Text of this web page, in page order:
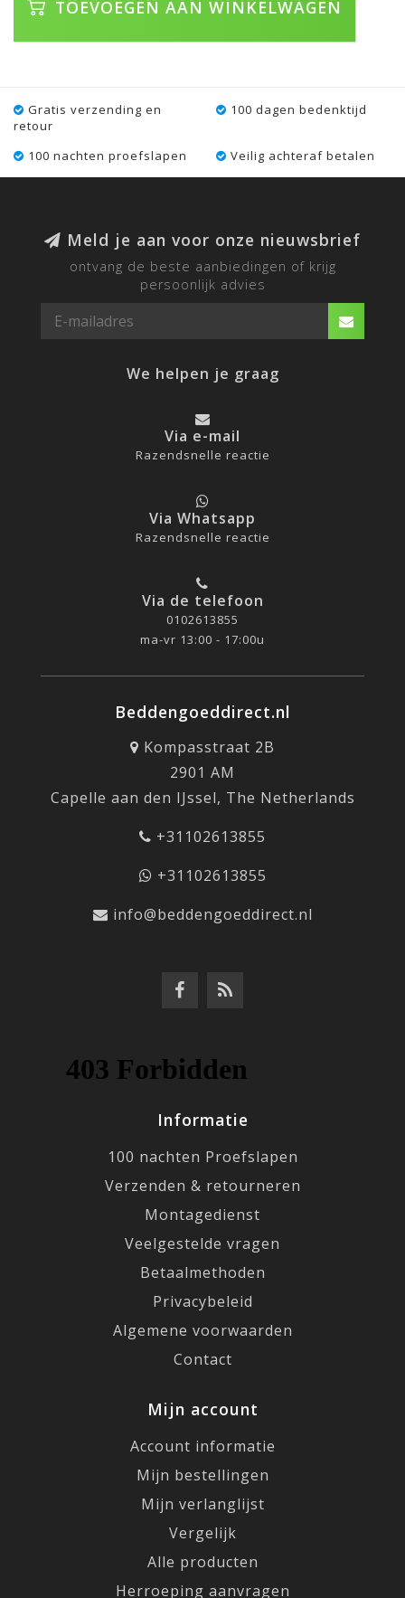
TOEVOEGEN AAN WINKELWAGEN
Gratis verzending en
retour
100 dagen bedenktijd
100 nachten proefslapen Veilig achteraf betalen
Meld je aan voor onze nieuwsbrief
ontvang de beste aanbiedingen of krijg
persoonlijk advies
We helpen je graag
Via e-mail
Razendsnelle reactie
Via Whatsapp
Razendsnelle reactie
Via de telefoon
0102613855
ma-vr 13:00 - 17:00u
Beddengoeddirect.nl
Kompasstraat 2B
2901 AM
Capelle aan den IJssel, The Netherlands
+31102613855
+31102613855
info@beddengoeddirect.nl
Informatie
100 nachten Proefslapen
Verzenden & retourneren
Montagedienst
Veelgestelde vragen
Betaalmethoden
Privacybeleid
Algemene voorwaarden
Contact
Mijn account
Account informatie
Mijn bestellingen
Mijn verlanglijst
Vergelijk
Alle producten
Herroeping aanvragen